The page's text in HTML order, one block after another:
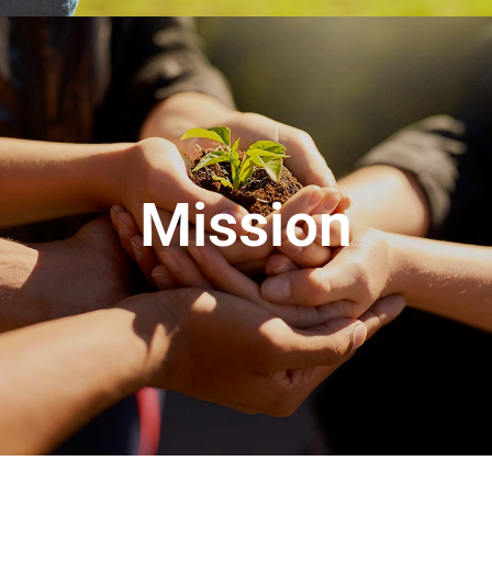
Mission
Wir schaffen vielfältige, praktische und
nachhaltige Genussmomente für
unterschiedliche Tageszeiten und
Konsumanlässe.